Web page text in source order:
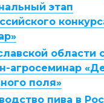
этап
области
агросеминар
поля»
пива в